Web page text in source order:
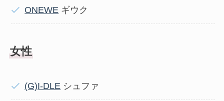
ONEWE ギウク
女性
(G)I-DLE シュファ